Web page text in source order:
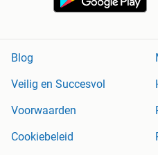
Blog
Veilig en Succesvol
Voorwaarden
Cookiebeleid